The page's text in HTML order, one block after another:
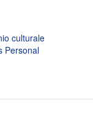
culturale
Personal